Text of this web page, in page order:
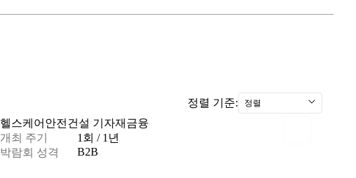
정렬 기준: 정렬
헬스케어 안전 건설 기자재 금융
개최 주기
1회 / 1년
박람회 성격
B2B